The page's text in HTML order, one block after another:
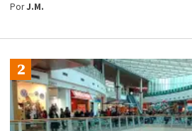
PorJ.M.